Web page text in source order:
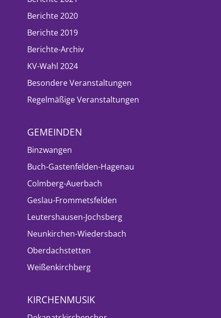
Berichte 2020
Berichte 2019
Berichte-Archiv
KV-Wahl 2024
Besondere Veranstaltungen
Regelmäßige Veranstaltungen
GEMEINDEN
Binzwangen
Buch-Gastenfelden-Hagenau
Colmberg-Auerbach
Geslau-Frommetsfelden
Leutershausen-Jochsberg
Neunkirchen-Wiedersbach
Oberdachstetten
Weißenkirchberg
KIRCHENMUSIK